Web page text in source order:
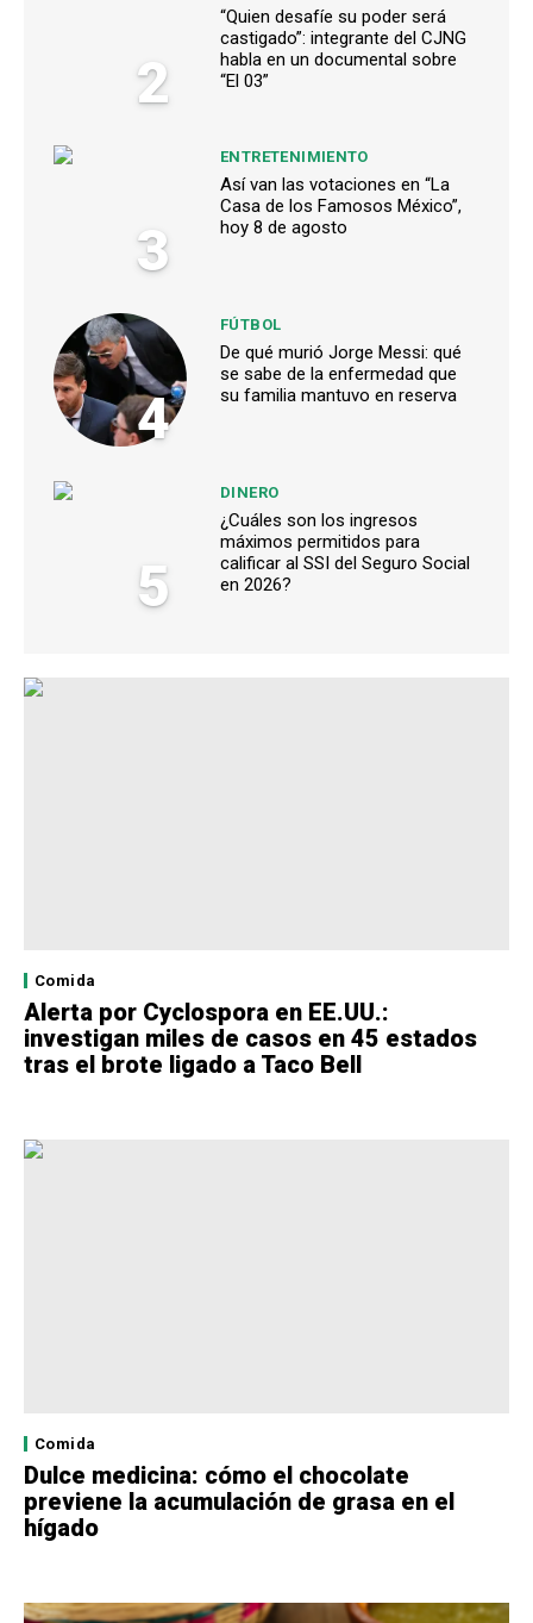
2
“Quien desafíe su poder será
castigado”: integrante del CJNG
habla en un documental sobre
“El 03”
3
ENTRETENIMIENTO
Así van las votaciones en “La
Casa de los Famosos México”,
hoy 8 de agosto
4
FÚTBOL
De qué murió Jorge Messi: qué
se sabe de la enfermedad que
su familia mantuvo en reserva
5
DINERO
¿Cuáles son los ingresos
máximos permitidos para
calificar al SSI del Seguro Social
en 2026?
Comida
Alerta por Cyclospora en EE.UU.:
investigan miles de casos en 45 estados
tras el brote ligado a Taco Bell
Comida
Dulce medicina: cómo el chocolate
previene la acumulación de grasa en el
hígado